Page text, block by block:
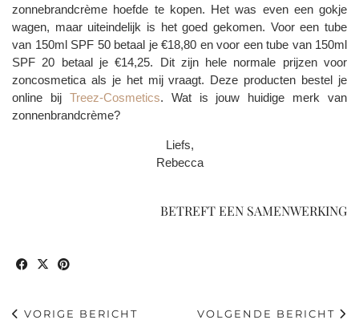
zonnebrandcrème hoefde te kopen. Het was even een gokje
wagen, maar uiteindelijk is het goed gekomen. Voor een tube
van 150ml SPF 50 betaal je €18,80 en voor een tube van 150ml
SPF 20 betaal je €14,25. Dit zijn hele normale prijzen voor
zoncosmetica als je het mij vraagt. Deze producten bestel je
online bij Treez-Cosmetics. Wat is jouw huidige merk van
zonnenbrandcrème?
Liefs,
Rebecca
BETREFT EEN SAMENWERKING
VORIGE BERICHT
VOLGENDE BERICHT